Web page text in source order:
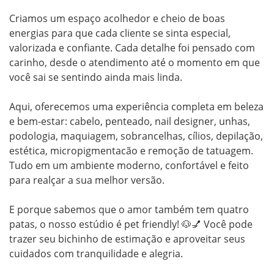
Criamos um espaço acolhedor e cheio de boas
energias para que cada cliente se sinta especial,
valorizada e confiante. Cada detalhe foi pensado com
carinho, desde o atendimento até o momento em que
você sai se sentindo ainda mais linda.
Aqui, oferecemos uma experiência completa em beleza
e bem-estar: cabelo, penteado, nail designer, unhas,
podologia, maquiagem, sobrancelhas, cílios, depilação,
estética, micropigmentacão e remoção de tatuagem.
Tudo em um ambiente moderno, confortável e feito
para realçar a sua melhor versão.
E porque sabemos que o amor também tem quatro
patas, o nosso estúdio é pet friendly! 🐶💅 Você pode
trazer seu bichinho de estimação e aproveitar seus
cuidados com tranquilidade e alegria.